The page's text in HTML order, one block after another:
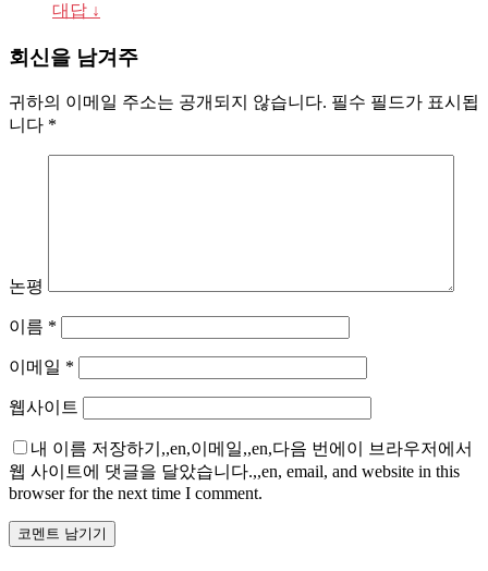
대답 ↓
회신을 남겨주
귀하의 이메일 주소는 공개되지 않습니다. 필수 필드가 표시됩
니다 *
논평
이름 *
이메일 *
웹사이트
내 이름 저장하기,,en,이메일,,en,다음 번에이 브라우저에서
웹 사이트에 댓글을 달았습니다.,,en, email, and website in this
browser for the next time I comment.